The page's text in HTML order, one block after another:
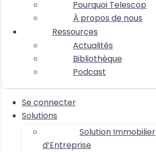
Pourquoi Telescop
À propos de nous
Ressources
Actualités
Bibliothèque
Podcast
Se connecter
Solutions
Solution Immobilier
d’Entreprise